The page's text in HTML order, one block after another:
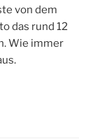
von dem
das rund 12
Wie immer